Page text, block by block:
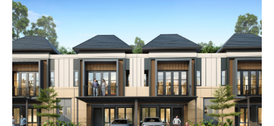
keunggulan geografis yang sangat strategis. Letaknya
menempel langsung dengan dua pusat pergerakan massa […]